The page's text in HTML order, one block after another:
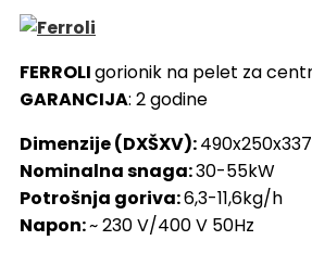
FERROLIgorionik na pelet za
GARANCIJA: 2 godine
Dimenzije (DXŠXV):
Nominalna snaga:30-55kW
Potrošnja goriva:6,3-11,6kg/h
Napon:~ 230 V/400 V 50Hz